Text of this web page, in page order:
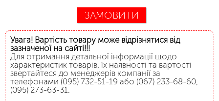
ЗАМОВИТИ
Увага! Вартість товару може відрізнятися від
зазначеної на сайті!!!
Для отримання детальної інформації щодо
характеристик товарів, їх наявності та вартості
звертайтеся до менеджерів компанії за
телефонами (095) 732-51-19 або (067) 233-68-60,
(095) 273-63-31.